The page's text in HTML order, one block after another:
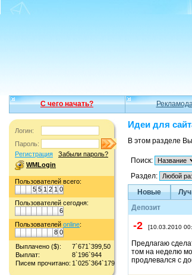
С чего начать?
Логин:
Пароль:
Регистрация
Забыли пароль?
WMLogin
Пользователей всего:
5 5 1 2 1 0
Пользователей сегодня:
6
Пользователей online:
8 0
Выплачено ($):
7`671`399,50
Выплат:
8`196`944
Писем прочитано: 1`025`364`179
Идеи для
В этом разделе
Поиск:
Раздел:
Новые
Депозит
-2 [10.03.2010
Предлагаю
том на неделю
продлевался с